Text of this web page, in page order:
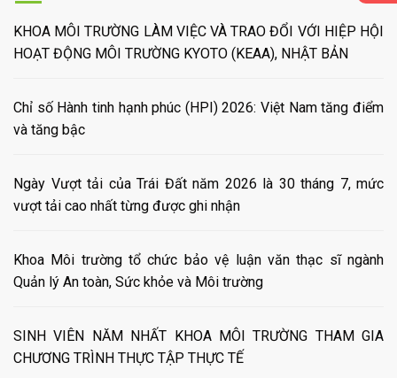
KHOA MÔI TRƯỜNG LÀM VIỆC VÀ TRAO ĐỔI VỚI HIỆP HỘI
HOẠT ĐỘNG MÔI TRƯỜNG KYOTO (KEAA), NHẬT BẢN
Chỉ số Hành tinh hạnh phúc (HPI) 2026: Việt Nam tăng điểm
và tăng bậc
Ngày Vượt tải của Trái Đất năm 2026 là 30 tháng 7, mức
vượt tải cao nhất từng được ghi nhận
Khoa Môi trường tổ chức bảo vệ luận văn thạc sĩ ngành
Quản lý An toàn, Sức khỏe và Môi trường
SINH VIÊN NĂM NHẤT KHOA MÔI TRƯỜNG THAM GIA
CHƯƠNG TRÌNH THỰC TẬP THỰC TẾ